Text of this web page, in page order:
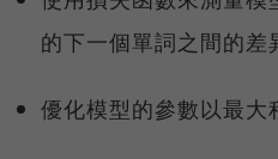
的下一個單詞之間的差
優化模型的參數以最大